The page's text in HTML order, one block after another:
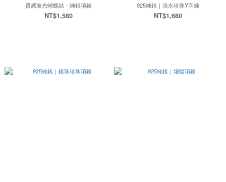
質感波光蝴蝶結・純銀項鍊
NT$1,580
925純銀｜淡水珍珠Y字鍊
NT$1,680